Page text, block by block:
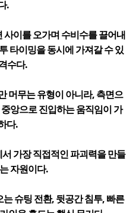
.
이를 오가며 수비수를 끌어내
타이밍을 동시에 가져갈 수 있
수다.
머무는 유형이 아니라, 측면으
앙으로 진입하는 움직임이 가
다.
가장 직접적인 파괴력을 만들
자원이다.
슈팅 전환, 뒷공간 침투, 빠른